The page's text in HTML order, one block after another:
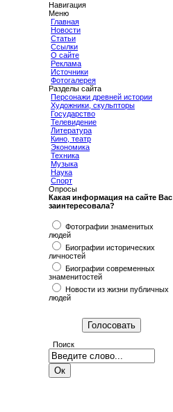
Навигация
Меню
Главная
Новости
Статьи
Ссылки
О сайте
Реклама
Источники
Фотогалерея
Разделы сайта
Персонажи древней истории
Художники, скульпторы
Государство
Телевидение
Литература
Кино, театр
Экономика
Техника
Музыка
Наука
Спорт
Опросы
Какая информация на сайте Вас
заинтересовала?
Фотографии знаменитых
людей
Биографии исторических
личностей
Биографии современных
знаменитостей
Новости из жизни публичных
людей
Поиск